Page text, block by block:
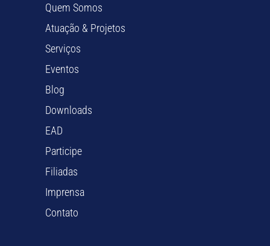
Quem Somos
Atuação & Projetos
Serviços
Eventos
Blog
Downloads
EAD
Participe
Filiadas
Imprensa
Contato